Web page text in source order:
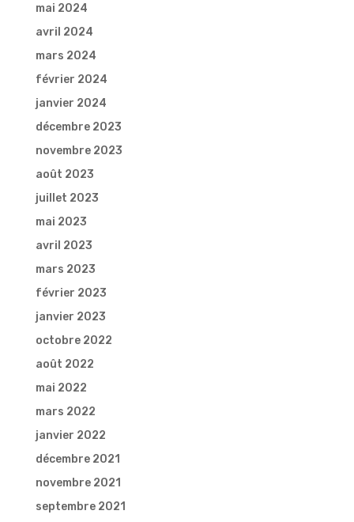
mai 2024
avril 2024
mars 2024
février 2024
janvier 2024
décembre 2023
novembre 2023
août 2023
juillet 2023
mai 2023
avril 2023
mars 2023
février 2023
janvier 2023
octobre 2022
août 2022
mai 2022
mars 2022
janvier 2022
décembre 2021
novembre 2021
septembre 2021